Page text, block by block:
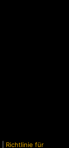
Richtlinie für